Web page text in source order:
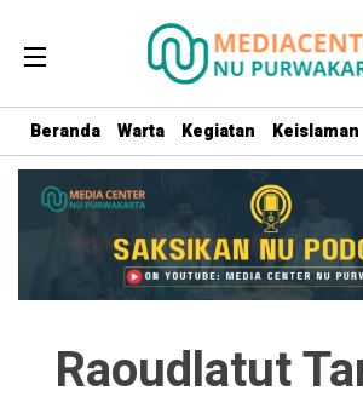
Beranda Warta Kegiatan Keislaman
Raoudlatut